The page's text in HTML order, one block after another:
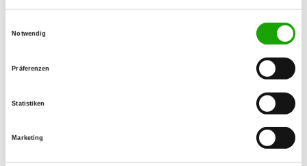
Notwendig
Präferenzen
Statistiken
Marketing
Details
Am Sande
OG - Pößneck e.V.